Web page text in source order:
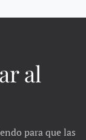
al
para que las